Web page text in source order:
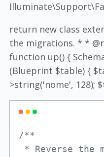
return new class
the migrations. * *
function up() {
(Blueprint $table) {
>string('nome', 128);
/**
* Reverse the